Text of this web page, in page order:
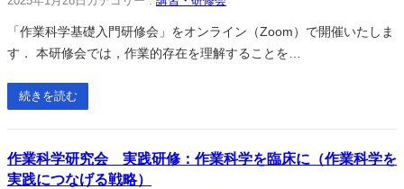
「作業科学基礎入門研修会」をオンライン（Zoom）で開催いたしま
す． 本研修会では，作業的存在を理解することを…
続きを読む
作業科学研究会 実践研修：作業科学を臨床に（作業科学を
実践につなげる戦略）